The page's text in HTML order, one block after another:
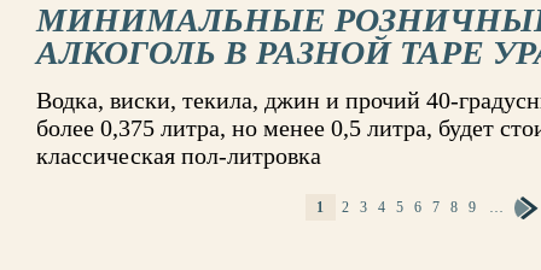
МИНИМАЛЬНЫЕ
АЛКОГОЛЬ В РАЗНОЙ ТАРЕ
Водка, виски, текила, джин и прочий 40-
более 0,375 литра, но менее 0,5 литра, будет
классическая пол-литровка
1 2 3 4 5 6 7 8 9 …